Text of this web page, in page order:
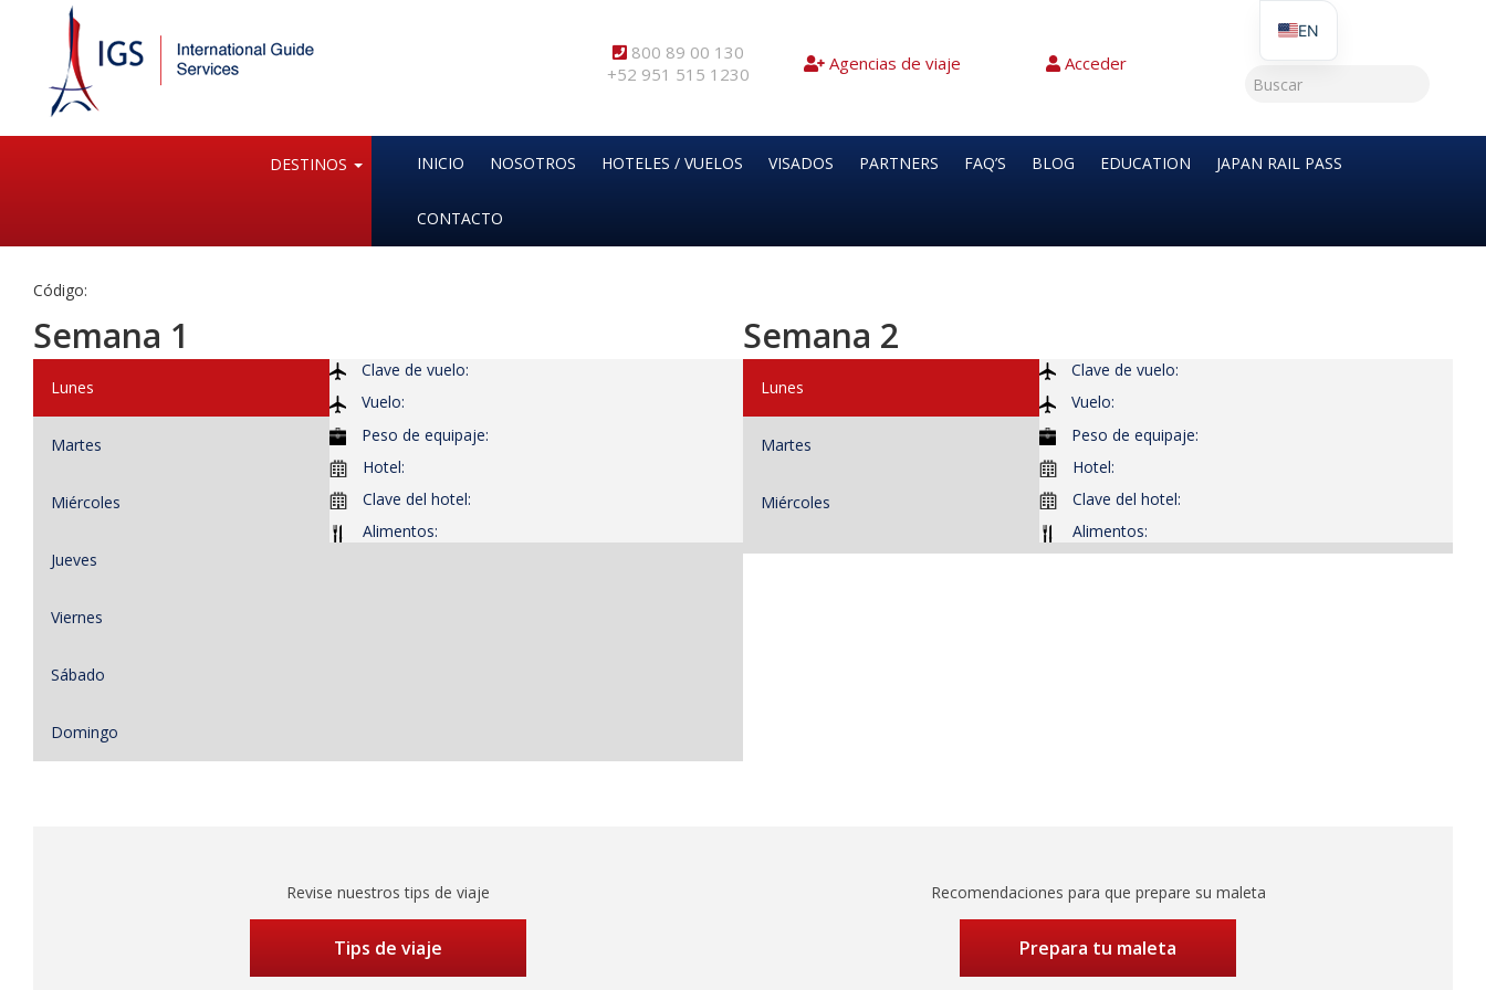
800 89 00 130
+52 951 515 1230
Agencias de viaje Acceder
DESTINOS INICIO NOSOTROS HOTELES / VUELOS VISADOS PARTNERS FAQ’S BLOG EDUCATION JAPAN RAIL PASS
CONTACTO
Código:
Semana 1
Lunes
Martes
Miércoles
Jueves
Viernes
Sábado
Domingo
Clave de vuelo:
Vuelo:
Peso de equipaje:
Hotel:
Clave del hotel:
Alimentos:
Semana 2
Lunes
Martes
Miércoles
Clave de vuelo:
Vuelo:
Peso de equipaje:
Hotel:
Clave del hotel:
Alimentos:
Revise nuestros tips de viaje
Tips de viaje
Recomendaciones para que prepare su maleta
Prepara tu maleta
EN